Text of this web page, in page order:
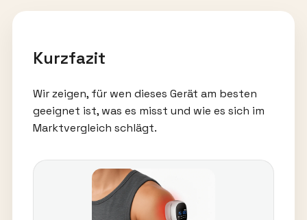
Kurzfazit
Wir zeigen, für wen dieses Gerät am besten
geeignet ist, was es misst und wie es sich im
Marktvergleich schlägt.